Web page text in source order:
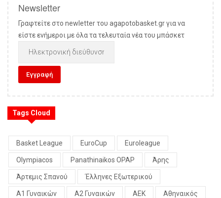
Newsletter
Γραφτείτε στο newletter του agapotobasket.gr για να
είστε ενήμεροι με όλα τα τελευταία νέα του μπάσκετ
Tags Cloud
Basket League EuroCup Euroleague
Olympiacos Panathinaikos OPAP Άρης
Άρτεμις Σπανού Έλληνες Εξωτερικού
Α1 Γυναικών Α2 Γυναικών ΑΕΚ Αθηναικός